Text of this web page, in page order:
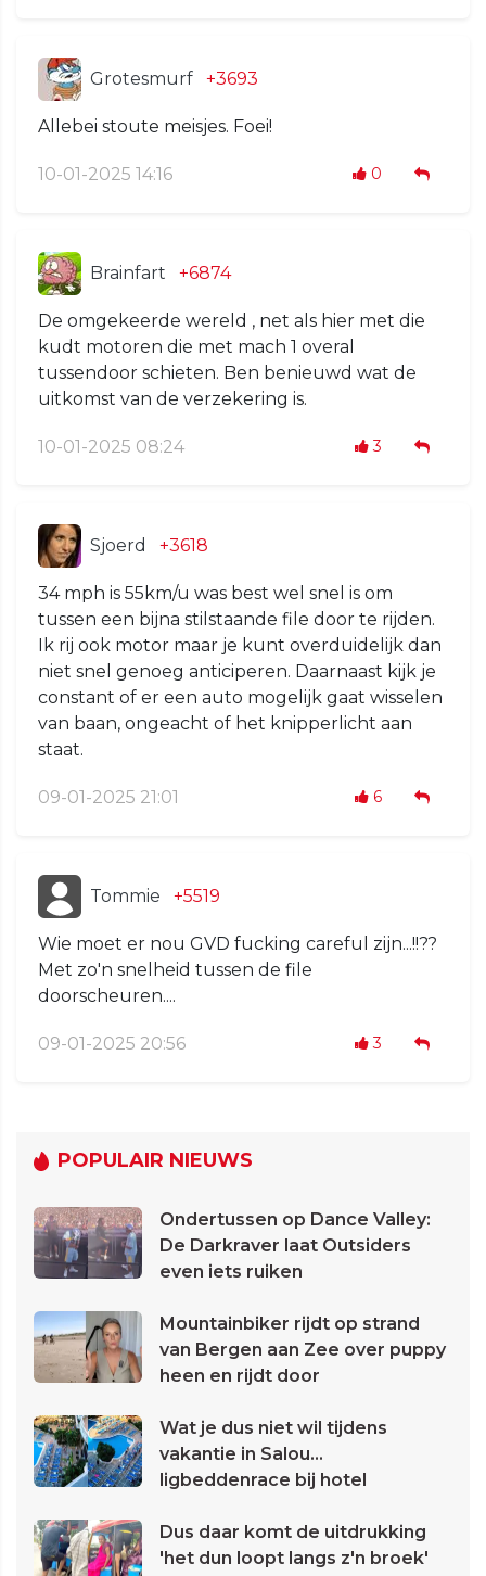
Grotesmurf +3693
Allebei stoute meisjes. Foei!
10-01-2025 14:16 0
Brainfart +6874
De omgekeerde wereld , net als hier met die
kudt motoren die met mach 1 overal
tussendoor schieten. Ben benieuwd wat de
uitkomst van de verzekering is.
10-01-2025 08:24 3
Sjoerd +3618
34 mph is 55km/u was best wel snel is om
tussen een bijna stilstaande file door te rijden.
Ik rij ook motor maar je kunt overduidelijk dan
niet snel genoeg anticiperen. Daarnaast kijk je
constant of er een auto mogelijk gaat wisselen
van baan, ongeacht of het knipperlicht aan
staat.
09-01-2025 21:01 6
Tommie +5519
Wie moet er nou GVD fucking careful zijn...!!??
Met zo'n snelheid tussen de file
doorscheuren....
09-01-2025 20:56 3
POPULAIR NIEUWS
Ondertussen op Dance Valley:
De Darkraver laat Outsiders
even iets ruiken
Mountainbiker rijdt op strand
van Bergen aan Zee over puppy
heen en rijdt door
Wat je dus niet wil tijdens
vakantie in Salou...
ligbeddenrace bij hotel
Dus daar komt de uitdrukking
'het dun loopt langs z'n broek'